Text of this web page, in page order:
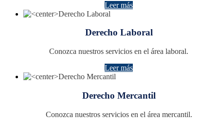
Leer más
Derecho Laboral
Conozca nuestros servicios en el área laboral.
Leer más
Derecho Mercantil
Conozca nuestros servicios en el área mercantil.